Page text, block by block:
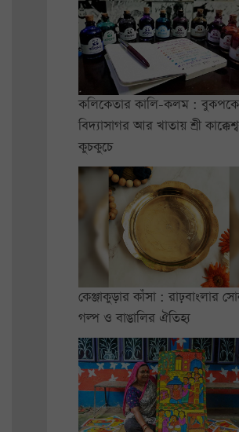
কলিকেতার কালি-কলম :
বিদ্যাসাগর আর খাতায় শ্রী
কুচকুচে
কেঞ্জাকুড়ার কাঁসা : রাঢ়বাংলার
গল্প ও বাঙালির ঐতিহ্য